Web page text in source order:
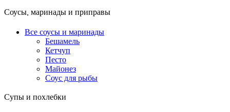
Соусы, маринады и приправы
Все соусы и маринады
Бешамель
Кетчуп
Песто
Майонез
Соус для рыбы
Супы и похлебки